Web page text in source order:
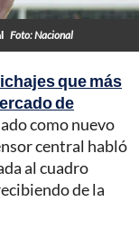
Foto: Nacional
que más
de
como nuevo
central habló
al cuadro
de la